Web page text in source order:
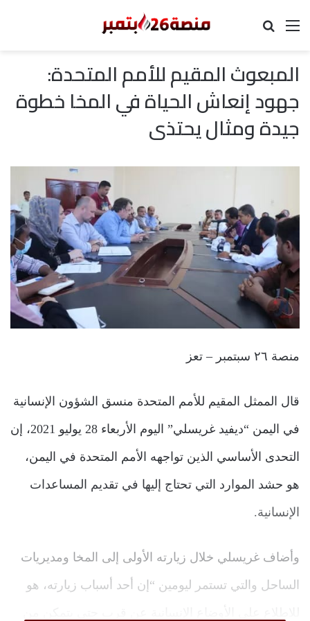
القائمة
المبعوث المقيم للأمم المتحدة:
جهود إنعاش الحياة في المخا خطوة
جيدة ومثال يحتذى
منصة ٢٦ سبتمبر – تعز
قال الممثل المقيم للأمم المتحدة منسق الشؤون الإنسانية
في اليمن “ديفيد غريسلي” اليوم الأربعاء 28 يوليو 2021، إن
التحدى الأساسي الذين تواجهه الأمم المتحدة في اليمن،
هو حشد الموارد التي تحتاج إليها في تقديم المساعدات
الإنسانية.
وأضاف غريسلي خلال زيارته الأولى إلى المخا ومديريات
الساحل والتي تستمر ليومين “إن أحد أسباب زيارته، هو